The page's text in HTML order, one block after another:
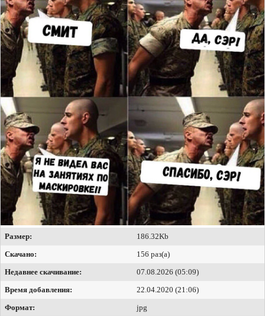
Размер:
186.32Kb
Скачано:
156 раз(а)
Недавнее скачивание:
07.08.2026 (05:09)
Время добавления:
22.04.2020 (21:06)
Формат:
jpg